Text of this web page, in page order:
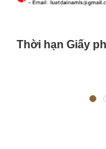
Thời hạn Giấy